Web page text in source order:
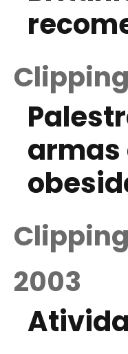
armas
2003